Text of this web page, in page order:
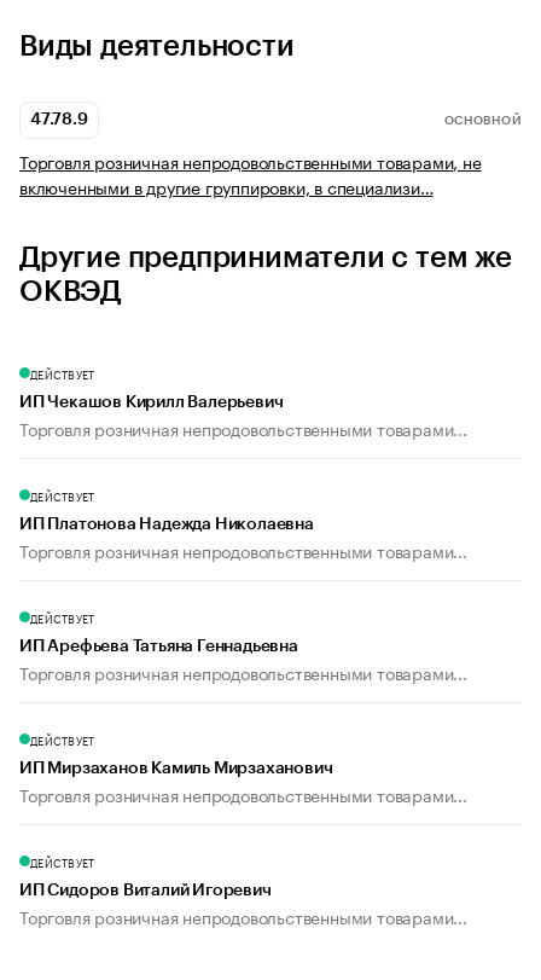
Виды деятельности
47.78.9 ОСНОВНОЙ
Торговля розничная непродовольственными товарами, не
включенными в другие группировки, в специализи…
Другие предприниматели с тем же
ОКВЭД
ДЕЙСТВУЕТ
ИП Чекашов Кирилл Валерьевич
Торговля розничная непродовольственными товарами...
ДЕЙСТВУЕТ
ИП Платонова Надежда Николаевна
Торговля розничная непродовольственными товарами...
ДЕЙСТВУЕТ
ИП Арефьева Татьяна Геннадьевна
Торговля розничная непродовольственными товарами...
ДЕЙСТВУЕТ
ИП Мирзаханов Камиль Мирзаханович
Торговля розничная непродовольственными товарами...
ДЕЙСТВУЕТ
ИП Сидоров Виталий Игоревич
Торговля розничная непродовольственными товарами...